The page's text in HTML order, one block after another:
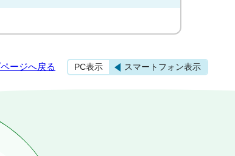
ページへ戻る PC表示 スマートフォン表示